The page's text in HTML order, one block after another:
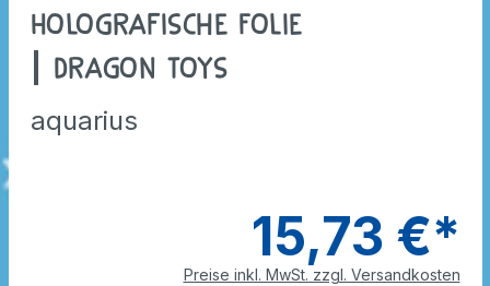
Holografische Folie
| Dragon Toys
aquarius
15,73 €*
Preise inkl. MwSt. zzgl. Versandkosten